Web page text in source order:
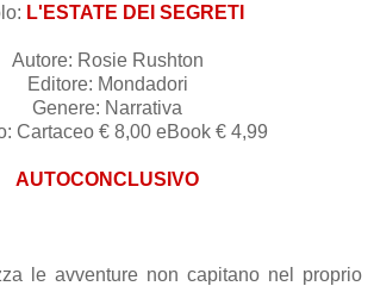
L'ESTATE DEI SEGRETI
Autore: Rosie Rushton
Editore: Mondadori
Genere: Narrativa
Cartaceo € 8,00 eBook € 4,99
AUTOCONCLUSIVO
le avventure non capitano nel proprio